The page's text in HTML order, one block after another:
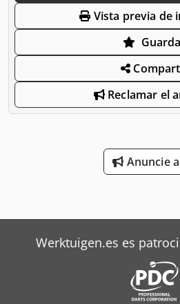
Vista previa de
Reclamar el
Anuncie
Werktuigen.es es